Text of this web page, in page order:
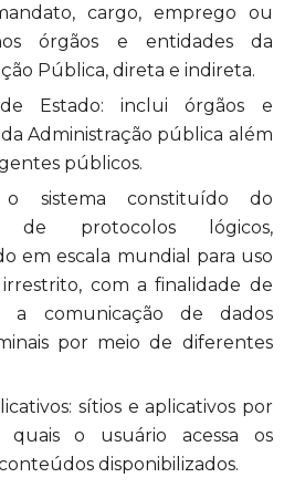
cargo, emprego ou
órgãos e entidades da
Pública, direta e indireta.
Estado: inclui órgãos e
Administração pública além
públicos.
o sistema constituído do
de protocolos lógicos,
em escala mundial para uso
com a finalidade de
a comunicação de dados
por meio de diferentes
sítios e aplicativos por
quais o usuário acessa os
disponibilizados.